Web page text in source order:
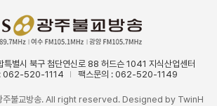
별시 북구 첨단연신로 88 허드슨 1041 지식산업센터
: 062-520-1114 팩스문의 : 062-520-1149
불교방송. All right reserved. Designed by TwinH